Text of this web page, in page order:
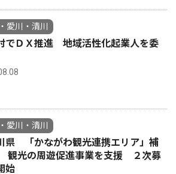
愛川・清川
でＤＸ推進 地域活性化起業人を委
愛川・清川
県 「かながわ観光連携エリア」補
光の周遊促進事業を支援 ２次募
始